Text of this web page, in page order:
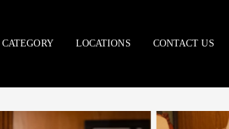
CATEGORY LOCATIONS CONTACT US